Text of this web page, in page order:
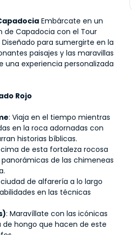
Embárcate en un
de Capadocia con el Tour
para sumergirte en la
paisajes y las maravillas
una experiencia personalizada
Rojo
: Viaja en el tiempo mientras
en la roca adornadas con
historias bíblicas.
cima de esta fortaleza rocosa
de las chimeneas
de alfarería a lo largo
en las técnicas
: Maravíllate con las icónicas
hongo que hacen de este